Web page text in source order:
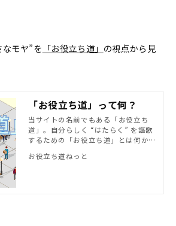
モヤ”を 「お役立ち道」 の視点から見
「お役立ち道」って何？
当サイトの名前でもある「お役立ち
道」。自分らしく “はたらく” を謳歌
するための「お役立ち道」とは何かを
お役立ち道ねっと